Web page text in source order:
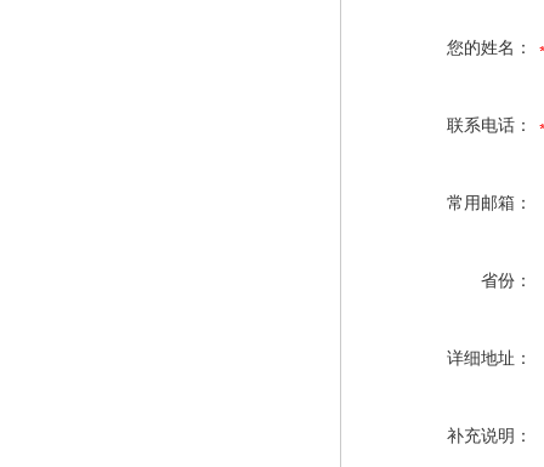
您的姓名：
联系电话：
常用邮箱：
省份：
详细地址：
补充说明：